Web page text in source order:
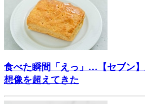
食べた瞬間「えっ」…【セブン
想像を超えてきた